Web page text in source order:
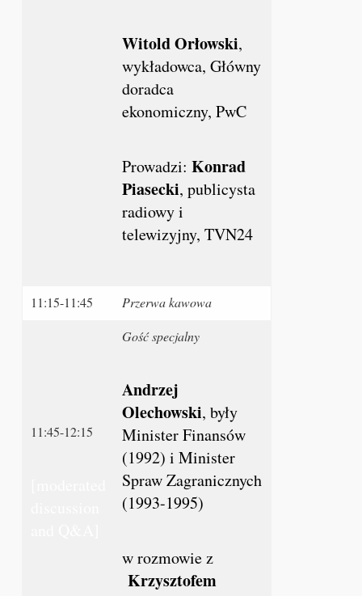
Witold Orłowski,
wykładowca,Główny
doradca
ekonomiczny, PwC
Prowadzi: Konrad
Piasecki,publicysta
radiowy i
telewizyjny, TVN24
11:15-11:45 Przerwa kawowa
11:45-12:15
Gość specjalny
Andrzej
Olechowski, były
Minister Finansów
(1992) i Minister
Spraw Zagranicznych
(1993-1995)
w rozmowie z
Krzysztofem